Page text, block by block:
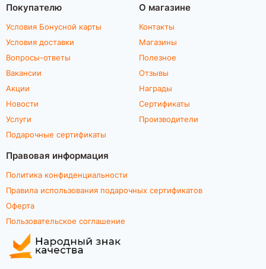
Покупателю
Условия Бонусной карты
Условия доставки
Вопросы-ответы
Вакансии
Акции
Новости
Услуги
Подарочные сертификаты
О магазине
Контакты
Магазины
Полезное
Отзывы
Награды
Сертификаты
Производители
Правовая информация
Политика конфиденциальности
Правила использования подарочных сертификатов
Оферта
Пользовательское соглашение